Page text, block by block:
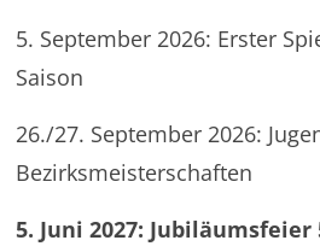
5. September 2026: Erster
Saison
26./27. September 2026:
Bezirksmeisterschaften
5. Juni 2027: Jubiläumsfeier